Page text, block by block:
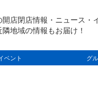
店閉店情報・ニュース・
地域の情報もお届け！
ベント グ